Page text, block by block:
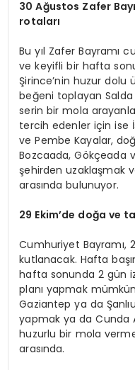
30 Ağustos Zafer
rotaları
Bu yıl Zafer Bayramı
ve keyifli bir hafta
Şirince’nin huzur dolu
beğeni toplayan
serin bir mola
tercih edenler için ise
ve Pembe Kayalar,
Bozcaada, Gökçeada
şehirden uzaklaşmak
arasında bulunuyor.
29 Ekim’de doğa ve
Cumhuriyet Bayramı,
kutlanacak. Hafta
hafta sonunda 2 gün
planı yapmak
Gaziantep ya da
yapmak ya da Cunda
huzurlu bir mola
arasında.